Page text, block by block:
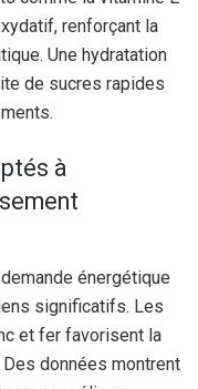
renforçant la
Une hydratation
de sucres rapides
à
énergétique
significatifs. Les
et fer favorisent la
données montrent